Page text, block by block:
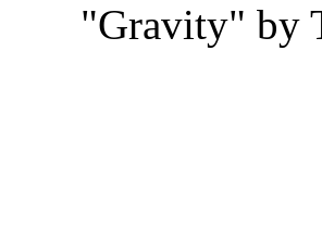
"Gravity" by